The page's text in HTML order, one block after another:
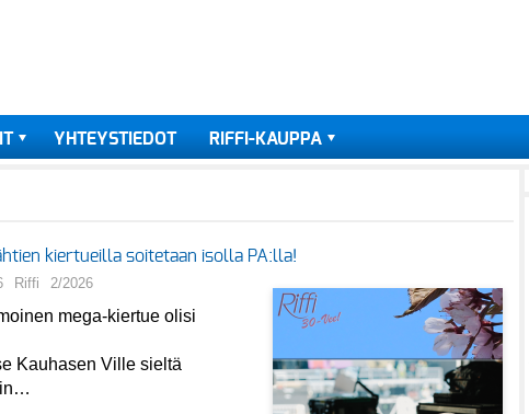
YHTEYSTIEDOT RIFFI-KAUPPA
kiertueilla soitetaan isolla PA:lla!
Riffi 2/2026
mega-kiertue olisi
Kauhasen Ville sieltä